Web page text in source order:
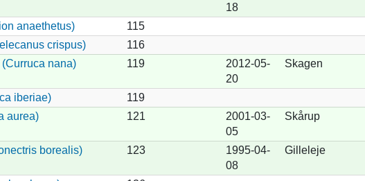
18
anaethetus)
115
crispus)
116
nana) 119
2012-05-
20
Skagen
iberiae)
119
aurea) 121
2001-03-
05
Skårup
borealis) 123
1995-04-
08
Gilleleje